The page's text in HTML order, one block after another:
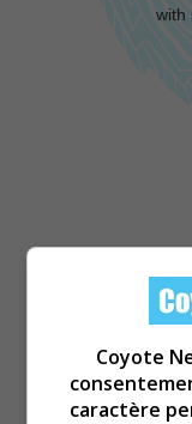
with
Coyote
caractère